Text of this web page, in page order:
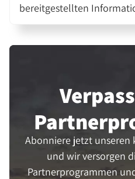
bereitgestellten
Abonniere jetzt
und wir versorgen
Partnerprogrammen